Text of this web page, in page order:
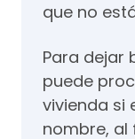
que no
Para dejar
puede
vivienda si
nombre,